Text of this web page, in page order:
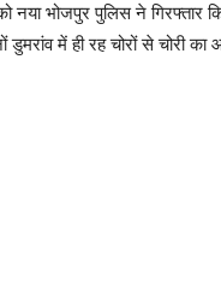
नया भोजपुर पुलिस ने गिरफ्तार
डुमरांव में ही रह चोरों से